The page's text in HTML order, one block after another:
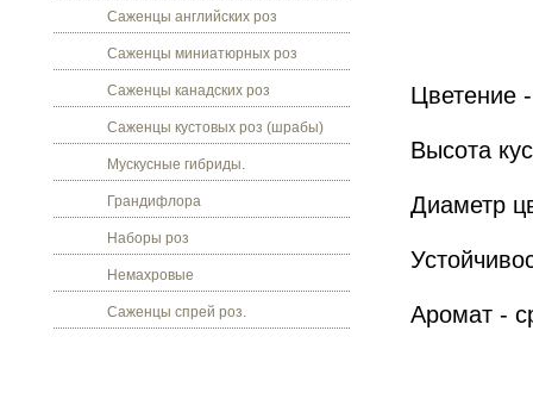
Саженцы английских роз
Саженцы миниатюрных роз
Саженцы канадских роз
Саженцы кустовых роз (шрабы)
Мускусные гибриды.
Грандифлора
Наборы роз
Немахровые
Саженцы спрей роз.
Цветение
Высота
Диаметр
Аромат -